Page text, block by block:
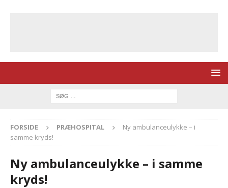
FORSIDE PRÆHOSPITAL
Ny ambulanceulykke – i
samme kryds!
Ny ambulanceulykke – i samme
kryds!